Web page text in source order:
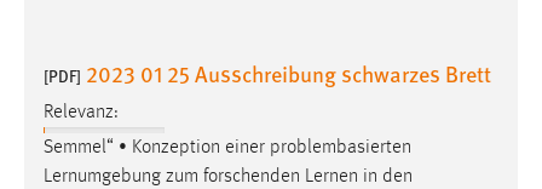
[PDF] 2023 01 25 Ausschreibung schwarzes Brett
Relevanz:
Semmel“ • Konzeption einer problembasierten
Lernumgebung zum forschenden Lernen in den
Sprachpräferenz
Name:
site-language-preference